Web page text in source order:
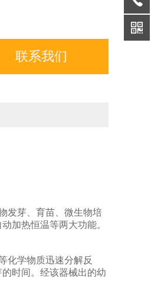
联系我们
发芽、育苗、微生物培
加热恒温等两大功能。
化学物质迅速分解反
时间。经该器械出的幼